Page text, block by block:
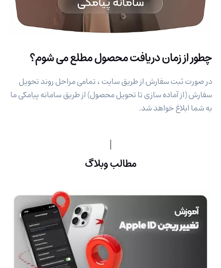
چطور از زمان دریافت محصول مطلع می شوم؟
در صورت ثبت سفارش از طریق سایت ، تمامی مراحل روند تحویل
سفارش (از آماده سازی تا تحویل محصول) از طریق سامانه پیامکی ما
به شما ابلاغ خواهد شد.
مطالب وبلاگ